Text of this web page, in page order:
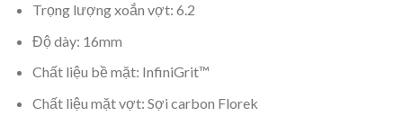
Trọng lượng xoắn vợt: 6.2
Độ dày: 16mm
Chất liệu bề mặt: InfiniGrit™
Chất liệu mặt vợt: Sợi carbon Florek